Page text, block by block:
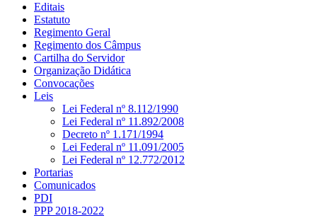
Editais
Estatuto
Regimento Geral
Regimento dos Câmpus
Cartilha do Servidor
Organização Didática
Convocações
Leis
Lei Federal nº 8.112/1990
Lei Federal nº 11.892/2008
Decreto nº 1.171/1994
Lei Federal nº 11.091/2005
Lei Federal nº 12.772/2012
Portarias
Comunicados
PDI
PPP 2018-2022